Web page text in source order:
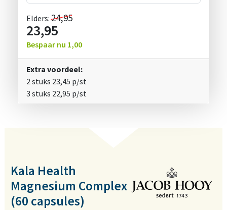
Elders:24,95
23,95
Bespaar nu 1,00
Extra voordeel:
2 stuks 23,45 p/st
3 stuks 22,95 p/st
Kala Health
Magnesium Complex
(60 capsules)